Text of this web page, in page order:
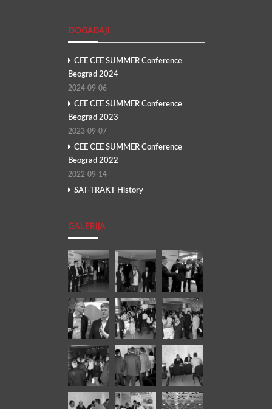
DOGAĐAJI
CEE CEE SUMMER Conference
Beograd 2024
2024-09-06
CEE CEE SUMMER Conference
Beograd 2023
2023-09-07
CEE CEE SUMMER Conference
Beograd 2022
2022-09-14
SAT-TRAKT History
GALERIJA